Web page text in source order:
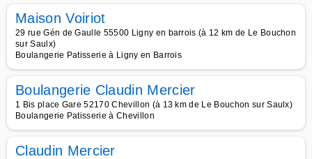
Maison Voiriot
29 rue Gén de Gaulle 55500 Ligny en barrois (à 12 km de Le Bouchon
sur Saulx)
Boulangerie Patisserie à Ligny en Barrois
Boulangerie Claudin Mercier
1 Bis place Gare 52170 Chevillon (à 13 km de Le Bouchon sur Saulx)
Boulangerie Patisserie à Chevillon
Claudin Mercier